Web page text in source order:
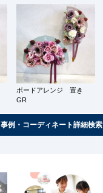
ボードアレンジ 置き
GR
事例・コーディネート詳細検索